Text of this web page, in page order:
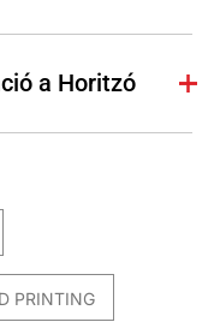
a Horitzó
PRINTING